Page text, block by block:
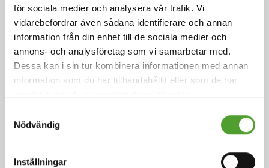
för sociala medier och analysera vår trafik. Vi
vidarebefordrar även sådana identifierare och annan
information från din enhet till de sociala medier och
annons- och analysföretag som vi samarbetar med.
Dessa kan i sin tur kombinera informationen med annan
information som du har tillhandahållit eller som de har
samlat in när du har använt deras tjänster.
Nödvändig
Inställningar
Juha Hietalahti utsedd till interim
VP of Procurement på Algol
Chemicals
5.5.2026